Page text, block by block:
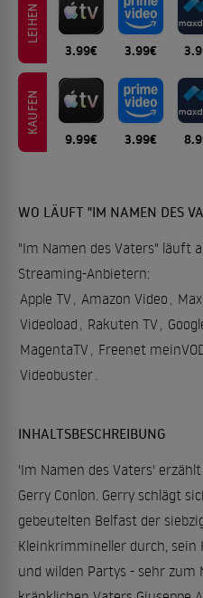
LEIHEN
3.99€ 3.99€
KAUFEN
9.99€ 3.99€
WO LÄUFT "IM NAMEN DES
"Im Namen des Vaters" läuft
Streaming-Anbietern:
Apple TV, Amazon Video ,
Videoload , Rakuten TV,
MagentaTV, Freenet
Videobuster.
INHALTSBESCHREIBUNG
'Im Namen des Vaters'
Gerry Conlon. Gerry schlägt
gebeutelten Belfast der
Kleinkrimmineller durch, sein
und wilden Partys - sehr zum